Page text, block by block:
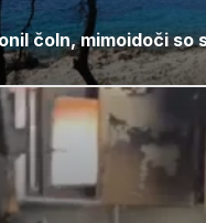
čoln, mimoidoči so